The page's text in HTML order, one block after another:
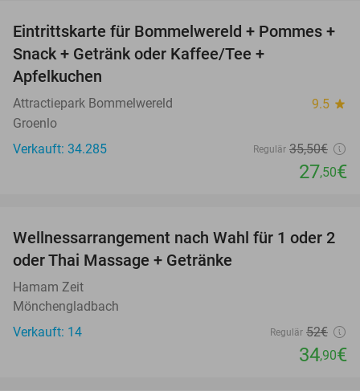
23%
Eintrittskarte für Bommelwereld + Pommes +
Snack + Getränk oder Kaffee/Tee +
Apfelkuchen
Attractiepark Bommelwereld 9.5 star
Groenlo
Verkauft: 34.285
Regulär 35,50€
27,50€
33%
Wellnessarrangement nach Wahl für 1 oder 2
oder Thai Massage + Getränke
Hamam Zeit
Mönchengladbach
Verkauft: 14
Regulär 52€
34,90€